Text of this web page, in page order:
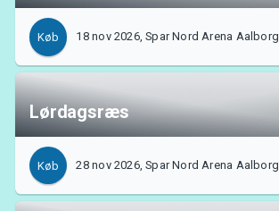
Køb 18 nov 2026, Spar Nord Arena Aalborg
Lørdagsræs
Køb 28 nov 2026, Spar Nord Arena Aalborg